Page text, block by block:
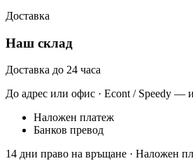
Доставка
Наш склад
Доставка до 24 часа
До адрес или офис · Econt / Speedy —
Наложен платеж
Банков превод
14 дни право на връщане · Наложен